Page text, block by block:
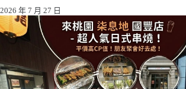
2026 年 7 月 27 日